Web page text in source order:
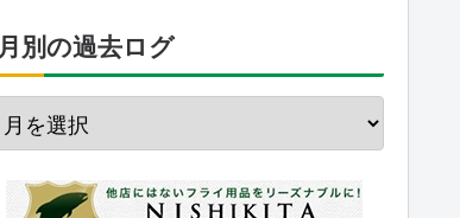
月別の過去ログ